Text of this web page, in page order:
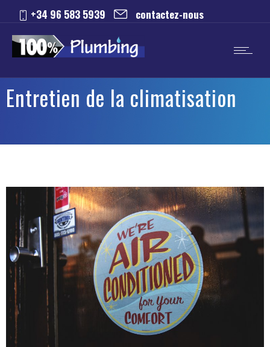
+34 96 583 5939 contactez-nous
Entretien de la climatisation